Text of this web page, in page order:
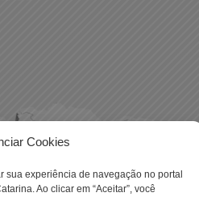
Cookies
sua experiência de navegação no portal
Ao clicar em “Aceitar”, você